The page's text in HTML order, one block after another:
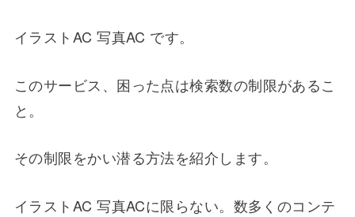
イラストAC 写真AC です。
このサービス、困った点は検索数の制限があるこ
と。
その制限をかい潜る方法を紹介します。
イラストAC 写真ACに限らない。数多くのコンテ